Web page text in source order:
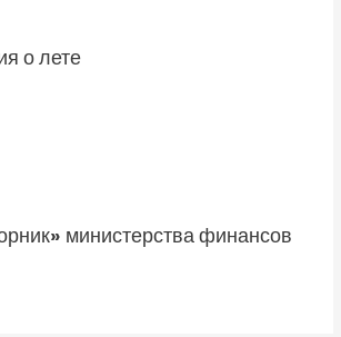
о лете
министерства финансов